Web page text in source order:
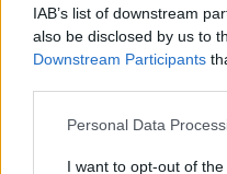
IAB’s list of downstream
also be disclosed by us to
Downstream Participants
Please note that this
not limited to your visit or
Personal Data
I want to opt-out of
kimerült vagyok és
megenni".